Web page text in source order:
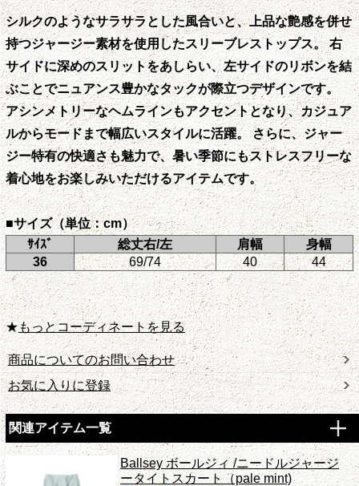
シルクのようなサラサラとした風合いと、上品な艶感を併せ
持つジャージー素材を使用したスリーブレストップス。 右
サイドに深めのスリットをあしらい、左サイドのリボンを結
ぶことでニュアンス豊かなタックが際立つデザインです。
アシンメトリーなヘムラインもアクセントとなり、カジュア
ルからモードまで幅広いスタイルに活躍。 さらに、ジャー
ジー特有の快適さも魅力で、暑い季節にもストレスフリーな
着心地をお楽しみいただけるアイテムです。
■サイズ（単位：cm）
ｻｲｽﾞ
総丈右/左 肩幅
身幅
36
69/74 40 44
★もっとコーディネートを見る
商品についてのお問い合わせ
お気に入りに登録
関連アイテム一覧
Ballsey ボールジィ /ニードルジャージ
ータイトスカート（pale mint)